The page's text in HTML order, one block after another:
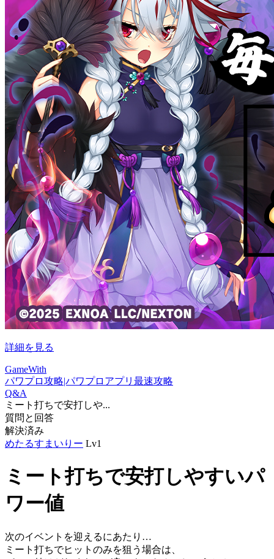
詳細を見る
GameWith
パワプロ攻略|パワプロアプリ最速攻略
Q&A
ミート打ちで安打しや...
質問と回答
解決済み
めたるすまいりー Lv1
ミート打ちで安打しやすいパ
ワー値
次のイベントを迎えるにあたり…
ミート打ちでヒットのみを狙う場合は、